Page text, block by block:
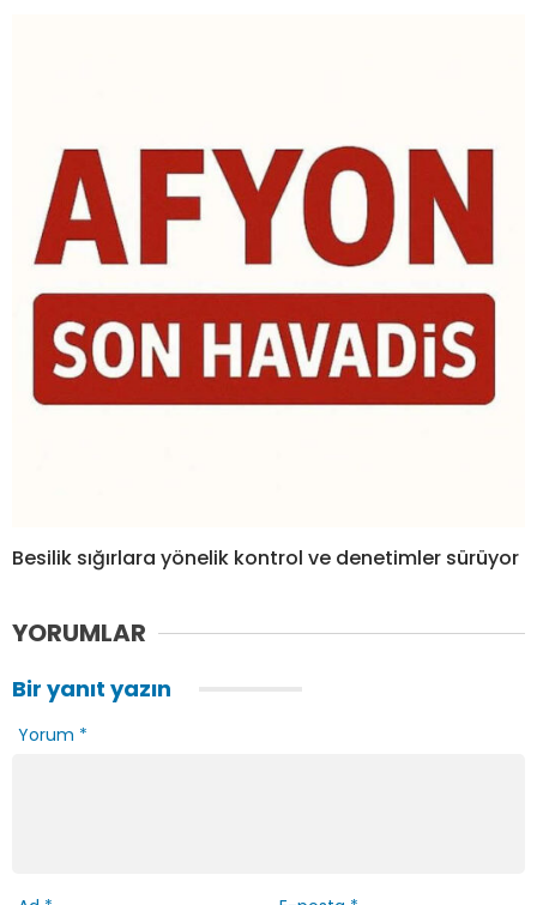
Besilik sığırlara yönelik kontrol ve denetimler sürüyor
YORUMLAR
Bir yanıt yazın
Yorum *